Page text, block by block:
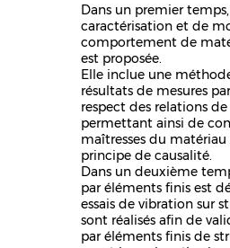
Dans un premier
caractérisation et de
comportement de
est proposée.
Elle inclue une
résultats de mesures
respect des relations
permettant ainsi de
maîtresses du
principe de causalité.
Dans un deuxième
par éléments finis est
essais de vibration sur
sont réalisés afin de
par éléments finis de